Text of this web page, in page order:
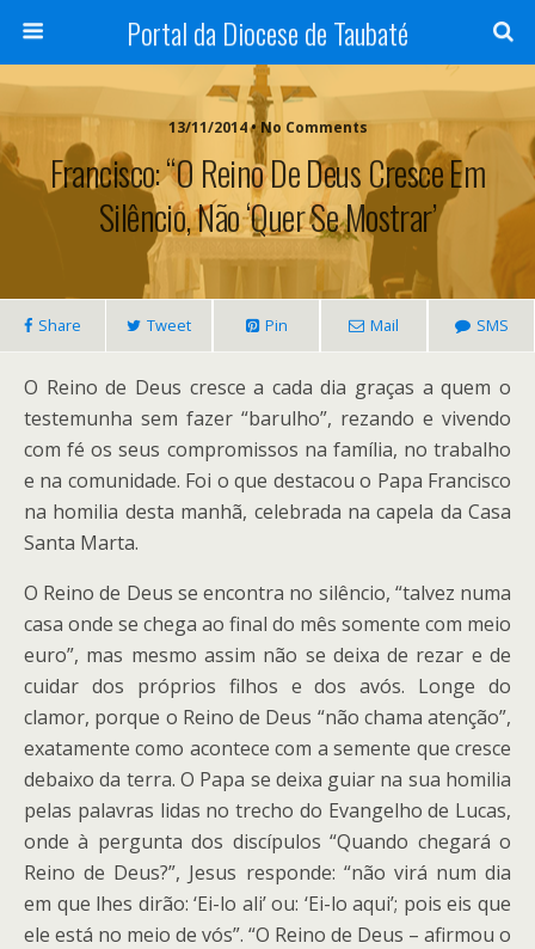
Portal da Diocese de Taubaté
13/11/2014 • No Comments
Francisco: “O Reino De Deus Cresce Em
Silêncio, Não ‘quer Se Mostrar’
Share Tweet Pin Mail SMS
O Reino de Deus cresce a cada dia graças a quem o
testemunha sem fazer “barulho”, rezando e vivendo
com fé os seus compromissos na família, no trabalho
e na comunidade. Foi o que destacou o Papa Francisco
na homilia desta manhã, celebrada na capela da Casa
Santa Marta.
O Reino de Deus se encontra no silêncio, “talvez numa
casa onde se chega ao final do mês somente com meio
euro”, mas mesmo assim não se deixa de rezar e de
cuidar dos próprios filhos e dos avós. Longe do
clamor, porque o Reino de Deus “não chama atenção”,
exatamente como acontece com a semente que cresce
debaixo da terra. O Papa se deixa guiar na sua homilia
pelas palavras lidas no trecho do Evangelho de Lucas,
onde à pergunta dos discípulos “Quando chegará o
Reino de Deus?”, Jesus responde: “não virá num dia
em que lhes dirão: ‘Ei-lo ali’ ou: ‘Ei-lo aqui’; pois eis que
ele está no meio de vós”. “O Reino de Deus – afirmou o